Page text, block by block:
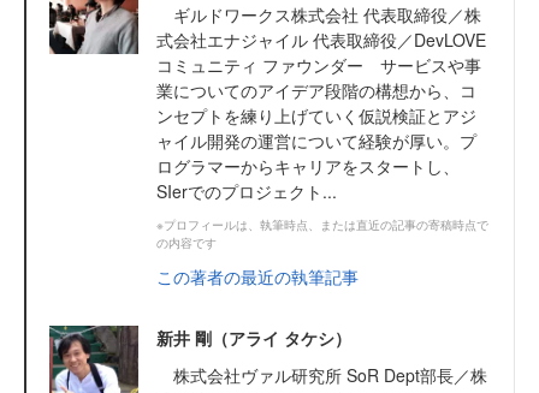
ギルドワークス株式会社 代表取締役／株
式会社エナジャイル 代表取締役／DevLOVE
コミュニティ ファウンダー サービスや事
業についてのアイデア段階の構想から、コ
ンセプトを練り上げていく仮説検証とアジ
ャイル開発の運営について経験が厚い。プ
ログラマーからキャリアをスタートし、
SIerでのプロジェクト...
※プロフィールは、執筆時点、または直近の記事の寄稿時点で
の内容です
この著者の最近の執筆記事
新井 剛（アライ タケシ）
株式会社ヴァル研究所 SoR Dept部長／株